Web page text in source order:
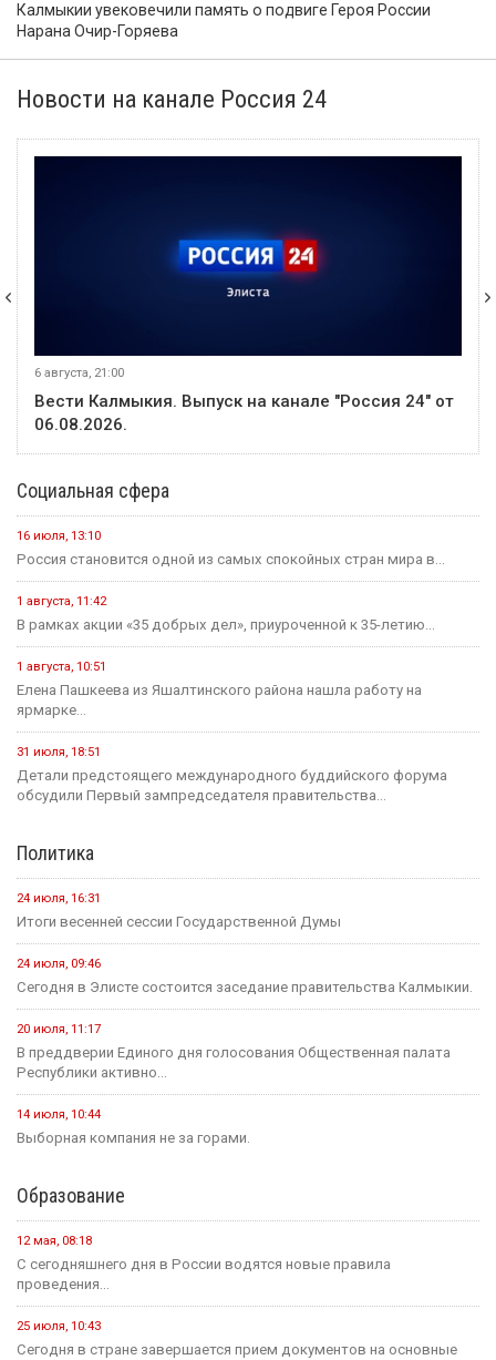
Калмыкии увековечили память о подвиге Героя России
Нарана Очир-Горяева
Новости на канале Россия 24
6 августа, 21:00
Вести Калмыкия. Выпуск на канале "Россия 24" от
06.08.2026.
Социальная сфера
16 июля, 13:10
Россия становится одной из самых спокойных стран мира в...
1 августа, 11:42
В рамках акции «35 добрых дел», приуроченной к 35-летию...
1 августа, 10:51
Елена Пашкеева из Яшалтинского района нашла работу на
ярмарке...
31 июля, 18:51
Детали предстоящего международного буддийского форума
обсудили Первый зампредседателя правительства...
Политика
24 июля, 16:31
Итоги весенней сессии Государственной Думы
24 июля, 09:46
Сегодня в Элисте состоится заседание правительства Калмыкии.
20 июля, 11:17
В преддверии Единого дня голосования Общественная палата
Республики активно...
14 июля, 10:44
Выборная компания не за горами.
Образование
12 мая, 08:18
С сегодняшнего дня в России водятся новые правила
проведения...
25 июля, 10:43
Сегодня в стране завершается прием документов на основные